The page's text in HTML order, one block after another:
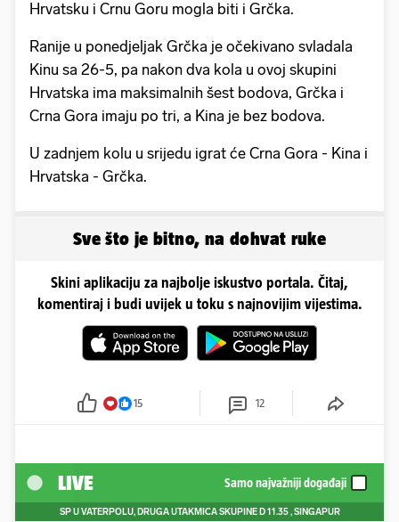
Hrvatsku i Crnu Goru mogla biti i Grčka.
Ranije u ponedjeljak Grčka je očekivano svladala
Kinu sa 26-5, pa nakon dva kola u ovoj skupini
Hrvatska ima maksimalnih šest bodova, Grčka i
Crna Gora imaju po tri, a Kina je bez bodova.
U zadnjem kolu u srijedu igrat će Crna Gora - Kina i
Hrvatska - Grčka.
Sve što je bitno, na dohvat ruke
Skini aplikaciju za najbolje iskustvo portala. Čitaj,
komentiraj i budi uvijek u toku s najnovijim vijestima.
15 12
LIVE Samo najvažniji događaji
SP U VATERPOLU, DRUGA UTAKMICA SKUPINE D 11.35 , SINGAPUR